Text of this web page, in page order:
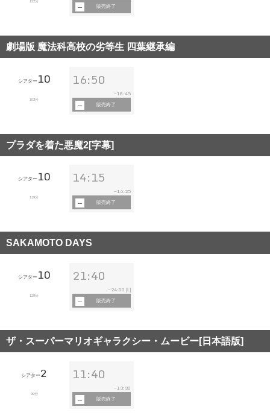
販売終了
劇場版 魔法科高校の劣等生 四葉継承編
シアター10
103分
16:50
~ 18:45
販売終了
プラダを着た悪魔2[字幕]
シアター10
119分
14:15
~16:25
販売終了
SAKAMOTO DAYS
シアター10
129分
21:40
~ 24:00 [L]
販売終了
ザ・スーパーマリオギャラクシー・ムービー[日本語版]
シアター2
99分
11:40
~13:30
販売終了